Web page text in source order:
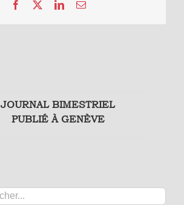
Facebook LinkedInEmail
JOURNAL BIMESTRIEL
PUBLIÉ À GENÈVE